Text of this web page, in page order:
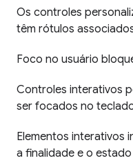
Os controles
têm rótulos
Foco no usuário
Controles interativos
ser focados no
Elementos interativos
a finalidade e o estado